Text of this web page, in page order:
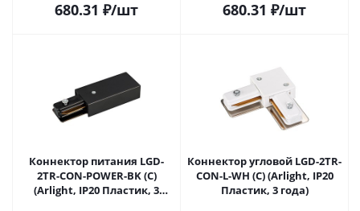
680.31 ₽/шт 680.31 ₽/шт
Коннектор питания LGD-
2TR-CON-POWER-BK (C)
(Arlight, IP20 Пластик, 3
Коннектор угловой LGD-2TR-
CON-L-WH (C) (Arlight, IP20
Пластик, 3 года)